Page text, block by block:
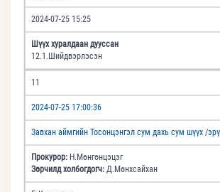
2024-07-25 15:25
Шүүх хуралдаан дууссан
12.1.Шийдвэрлэсэн
11
2024-07-25 17:00:36
Завхан аймгийн Тосонцэнгэл сум дахь сум шүүх /
Прокурор: Н.Мөнгөнцэцэг
Зөрчилд холбогдогч: Д.Мөнхсайхан